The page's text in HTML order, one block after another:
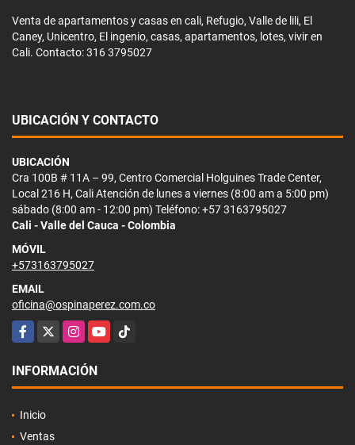
Venta de apartamentos y casas en cali, Refugio, Valle de lili, El
Caney, Unicentro, El ingenio, casas, apartamentos, lotes, vivir en
Cali. Contacto: 316 3795027
UBICACIÓN Y CONTACTO
UBICACIÓN
Cra 100B # 11A – 99, Centro Comercial Holguines Trade Center,
Local 216 H, Cali Atención de lunes a viernes (8:00 am a 5:00 pm)
sábado (8:00 am - 12:00 pm) Teléfono: +57 3163795027
Cali - Valle del Cauca - Colombia
MÓVIL
+573163795027
EMAIL
oficina@ospinaperez.com.co
Facebook
X InstagramYouTubeTikTok
INFORMACIÓN
Inicio
Ventas